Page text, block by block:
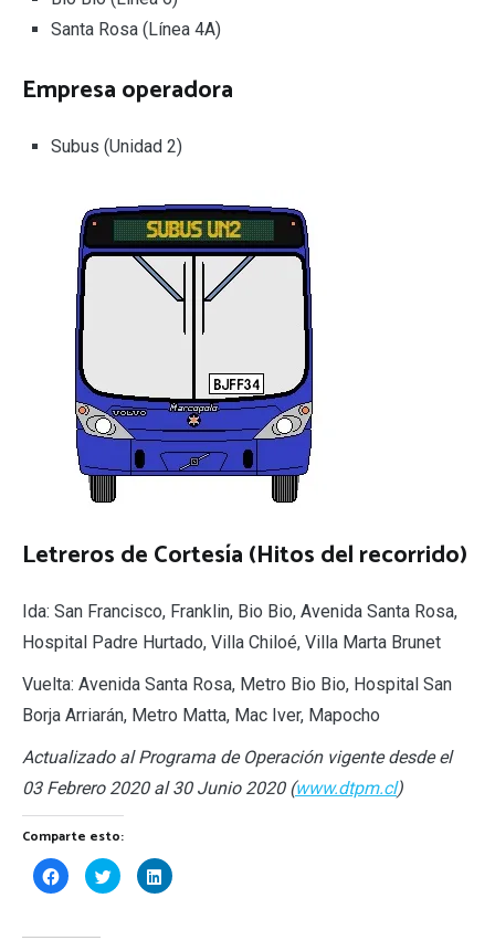
Santa Rosa (Línea 4A)
Empresa operadora
Subus (Unidad 2)
Letreros de Cortesía (Hitos del recorrido)
Ida: San Francisco, Franklin, Bio Bio, Avenida Santa Rosa,
Hospital Padre Hurtado, Villa Chiloé, Villa Marta Brunet
Vuelta: Avenida Santa Rosa, Metro Bio Bio, Hospital San
Borja Arriarán, Metro Matta, Mac Iver, Mapocho
Actualizado al Programa de Operación vigente desde el
03 Febrero 2020 al 30 Junio 2020 (www.dtpm.cl)
Comparte esto:
Haz
clic
Facebook
Haz
clic
Haz
clic